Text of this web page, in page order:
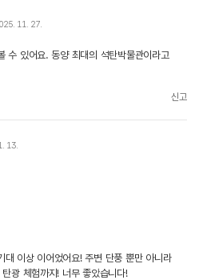
11. 27.
수 있어요. 동양 최대의 석탄박물관이라고
신고
13.
대 이상 이어었어요! 주변 단풍 뿐만 아니라
광 체험까지! 너무 좋았습니다!